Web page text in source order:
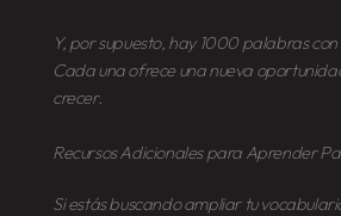
Y, por supuesto, hay 1000 palabras
Cada una ofrece una nueva
crecer.
Recursos Adicionales para Aprender
Si estás buscando ampliar tu